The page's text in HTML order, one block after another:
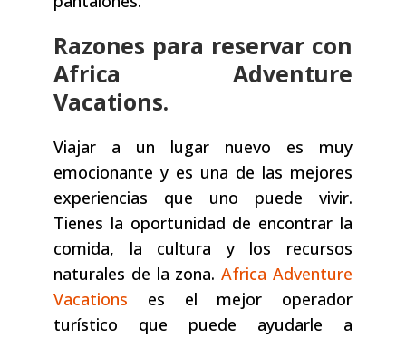
Razones para reservar con
Africa Adventure
Vacations.
Viajar a un lugar nuevo es muy
emocionante y es una de las mejores
experiencias que uno puede vivir.
Tienes la oportunidad de encontrar la
comida, la cultura y los recursos
naturales de la zona.Africa Adventure
Vacations es el mejor operador
turístico que puede ayudarle a